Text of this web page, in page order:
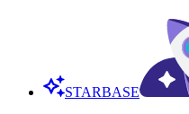
STARBASE